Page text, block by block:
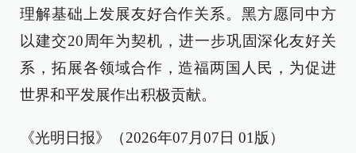
理解基础上发展友好合作关系。黑方愿同中方
以建交20周年为契机，进一步巩固深化友好关
系，拓展各领域合作，造福两国人民，为促进
世界和平发展作出积极贡献。
《光明日报》（2026年07月07日 01版）